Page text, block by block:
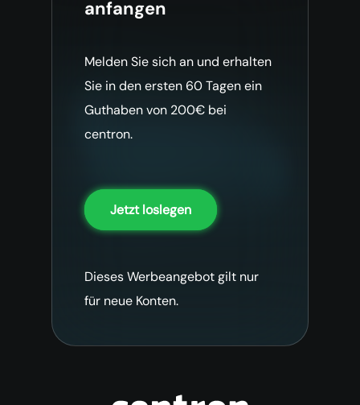
anfangen
Melden Sie sich an und erhalten
Sie in den ersten 60 Tagen ein
Guthaben von 200€ bei
centron.
Jetzt loslegen
Dieses Werbeangebot gilt nur
für neue Konten.